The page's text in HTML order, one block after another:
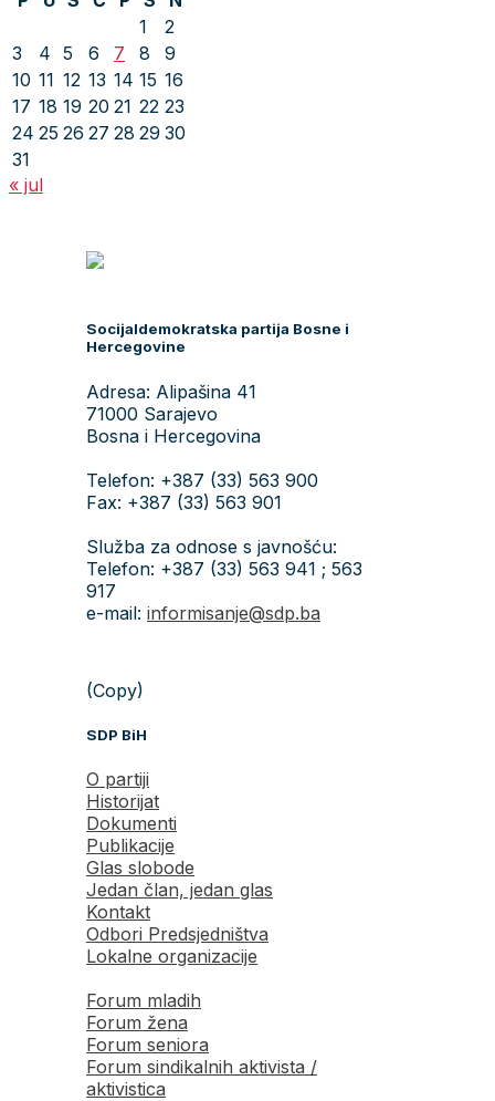
1
2
3
4 5 6 7 8
9
10 11 12 13 14 15 16
17 18 19 20 21 22 23
24 25 26 27 28 29 30
31
« jul
Socijaldemokratska partija Bosne i
Hercegovine
Adresa: Alipašina 41
71000 Sarajevo
Bosna i Hercegovina
Telefon: +387 (33) 563 900
Fax: +387 (33) 563 901
Služba za odnose s javnošću:
Telefon: +387 (33) 563 941 ; 563
917
e-mail: informisanje@sdp.ba
(Copy)
SDP BiH
O partiji
Historijat
Dokumenti
Publikacije
Glas slobode
Jedan član, jedan glas
Kontakt
Odbori Predsjedništva
Lokalne organizacije
Forum mladih
Forum žena
Forum seniora
Forum sindikalnih aktivista /
aktivistica